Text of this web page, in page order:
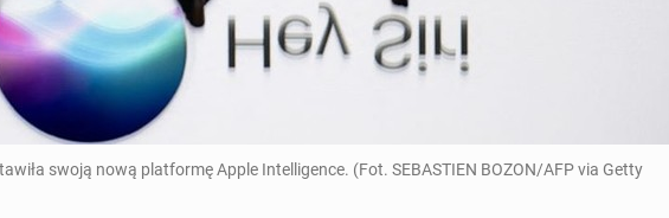
swoją nową platformę Apple Intelligence. (Fot. SEBASTIEN BOZON/AFP via Getty